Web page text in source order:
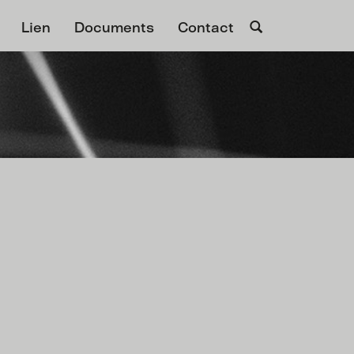
Lien Documents Contact